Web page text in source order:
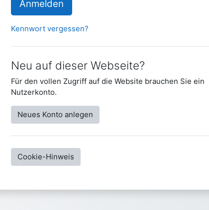
Anmelden
Kennwort vergessen?
Neu auf dieser Webseite?
Für den vollen Zugriff auf die Website brauchen Sie ein
Nutzerkonto.
Neues Konto anlegen
Cookie-Hinweis